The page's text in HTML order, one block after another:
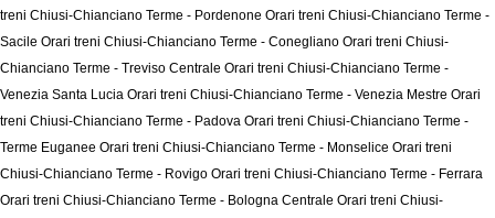
treni Chiusi-Chianciano Terme - Pordenone Orari treni Chiusi-Chianciano Terme -
Sacile Orari treni Chiusi-Chianciano Terme - Conegliano Orari treni Chiusi-
Chianciano Terme - Treviso Centrale Orari treni Chiusi-Chianciano Terme -
Venezia Santa Lucia Orari treni Chiusi-Chianciano Terme - Venezia Mestre Orari
treni Chiusi-Chianciano Terme - Padova Orari treni Chiusi-Chianciano Terme -
Terme Euganee Orari treni Chiusi-Chianciano Terme - Monselice Orari treni
Chiusi-Chianciano Terme - Rovigo Orari treni Chiusi-Chianciano Terme - Ferrara
Orari treni Chiusi-Chianciano Terme - Bologna Centrale Orari treni Chiusi-